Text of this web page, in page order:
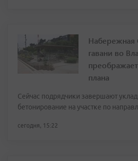
Набережная
гавани во
плана
Сейчас подрядчики завершают
бетонирование на участке по
сегодня, 15:22